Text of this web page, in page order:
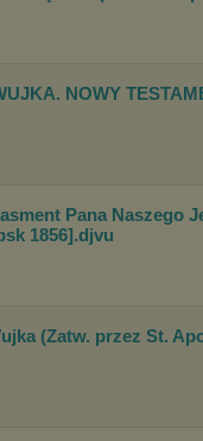
NOWY
Pana Naszego
1856] .djvu
(Zatw. przez St.